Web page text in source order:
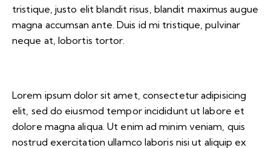
tristique, justo elit blandit risus, blandit maximus augue
magna accumsan ante. Duis id mi tristique, pulvinar
neque at, lobortis tortor.
Lorem ipsum dolor sit amet, consectetur adipisicing
elit, sed do eiusmod tempor incididunt ut labore et
dolore magna aliqua. Ut enim ad minim veniam, quis
nostrud exercitation ullamco laboris nisi ut aliquip ex